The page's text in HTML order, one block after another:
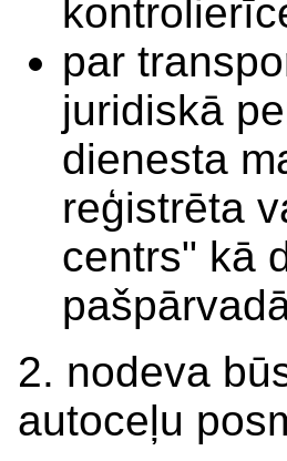
par
juridiskā
dienesta
reģistrēta
centrs" kā
2. nodeva
autoceļu